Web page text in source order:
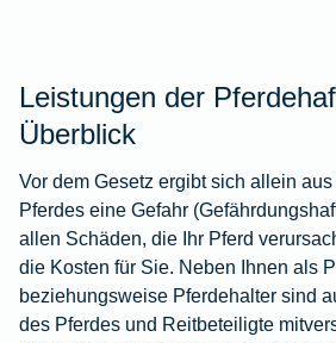
Leistungen der
Überblick
Vor dem Gesetz ergibt sich allein
Pferdes eine Gefahr
allen Schäden, die Ihr Pferd
die Kosten für Sie. Neben Ihnen als
beziehungsweise Pferdehalter sind
des Pferdes und Reitbeteiligte